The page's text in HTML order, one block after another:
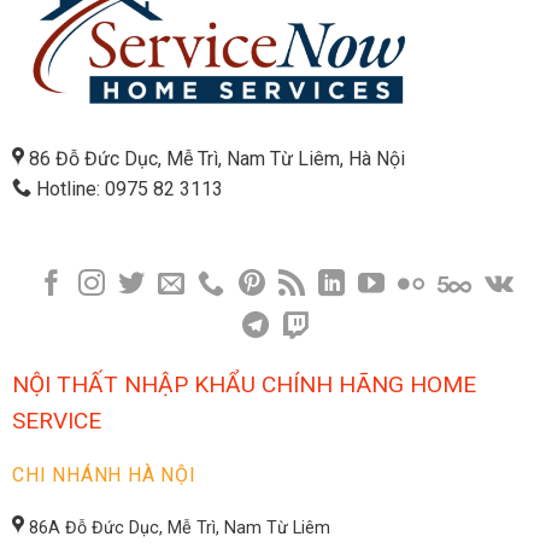
86 Đỗ Đức Dục, Mễ Trì, Nam Từ Liêm, Hà Nội
Hotline: 0975 82 3113
NỘI THẤT NHẬP KHẨU CHÍNH HÃNG HOME
SERVICE
CHI NHÁNH HÀ NỘI
86A Đỗ Đức Dục, Mễ Trì, Nam Từ Liêm